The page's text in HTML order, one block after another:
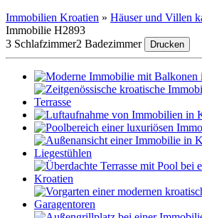
Immobilien Kroatien » Häuser und Villen
Immobilie H2893
3 Schlafzimmer2 Badezimmer Drucken